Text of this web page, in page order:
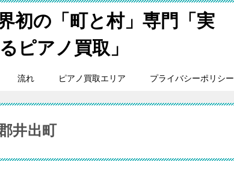
初の「町と村」専門「実
ピアノ買取」
流れ ピアノ買取エリア プライバシーポリシー
井出町